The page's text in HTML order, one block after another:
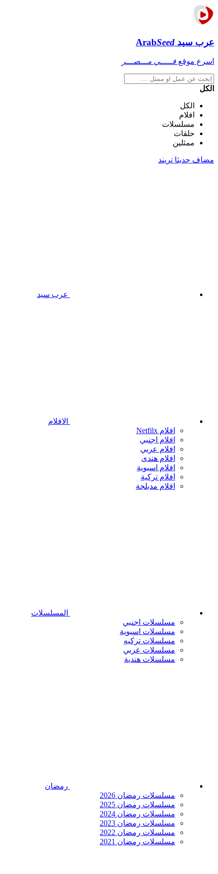
عرب سيد ArabSeed
اسرع موقع فـــــي مـــصـــر
الكل
الكل
افلام
مسلسلات
حلقات
ممثلين
مضاف حديثا تريند
عرب سيد
الافلام
افلام Netfilx
افلام اجنبي
افلام عربي
افلام هندى
افلام اسيوية
افلام تركية
افلام مدبلجة
المسلسلات
مسلسلات اجنبي
مسلسلات اسيوية
مسلسلات تركيه
مسلسلات عربي
مسلسلات هندية
رمضان
مسلسلات رمضان 2026
مسلسلات رمضان 2025
مسلسلات رمضان 2024
مسلسلات رمضان 2023
مسلسلات رمضان 2022
مسلسلات رمضان 2021